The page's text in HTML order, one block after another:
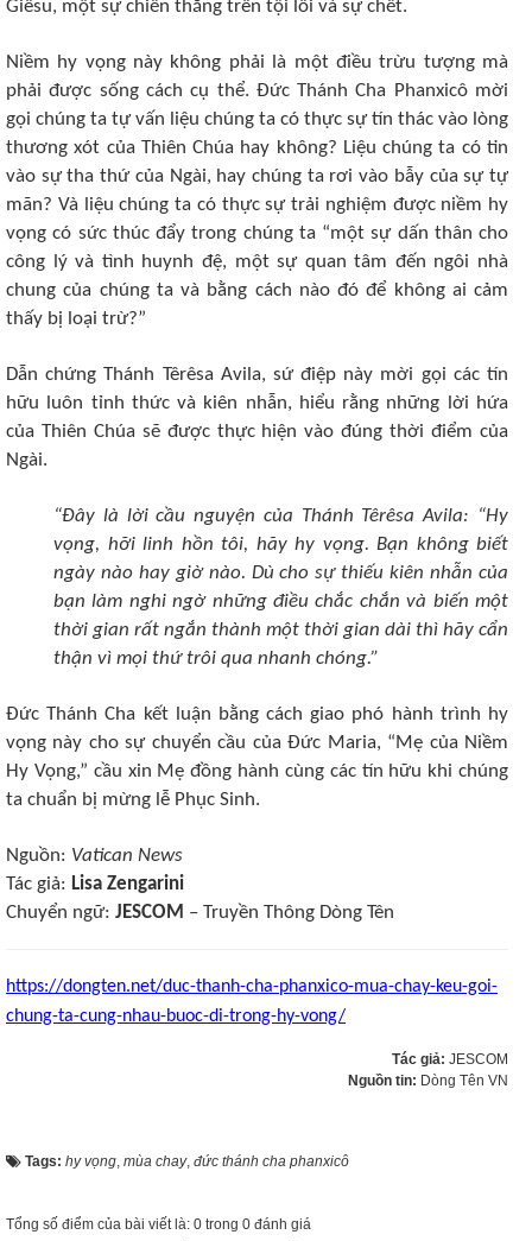
Giêsu, một sự chiến thắng trên tội lỗi và sự chết.
Niềm hy vọng này không phải là một điều trừu tượng mà
phải được sống cách cụ thể. Đức Thánh Cha Phanxicô mời
gọi chúng ta tự vấn liệu chúng ta có thực sự tín thác vào lòng
thương xót của Thiên Chúa hay không? Liệu chúng ta có tin
vào sự tha thứ của Ngài, hay chúng ta rơi vào bẫy của sự tự
mãn? Và liệu chúng ta có thực sự trải nghiệm được niềm hy
vọng có sức thúc đẩy trong chúng ta “một sự dấn thân cho
công lý và tình huynh đệ, một sự quan tâm đến ngôi nhà
chung của chúng ta và bằng cách nào đó để không ai cảm
thấy bị loại trừ?”
Dẫn chứng Thánh Têrêsa Avila, sứ điệp này mời gọi các tín
hữu luôn tỉnh thức và kiên nhẫn, hiểu rằng những lời hứa
của Thiên Chúa sẽ được thực hiện vào đúng thời điểm của
Ngài.
“Đây là lời cầu nguyện của Thánh Têrêsa Avila: “Hy
vọng, hỡi linh hồn tôi, hãy hy vọng. Bạn không biết
ngày nào hay giờ nào. Dù cho sự thiếu kiên nhẫn của
bạn làm nghi ngờ những điều chắc chắn và biến một
thời gian rất ngắn thành một thời gian dài thì hãy cẩn
thận vì mọi thứ trôi qua nhanh chóng.”
Đức Thánh Cha kết luận bằng cách giao phó hành trình hy
vọng này cho sự chuyển cầu của Đức Maria, “Mẹ của Niềm
Hy Vọng,” cầu xin Mẹ đồng hành cùng các tín hữu khi chúng
ta chuẩn bị mừng lễ Phục Sinh.
Nguồn: Vatican News
Tác giả: Lisa Zengarini
Chuyển ngữ: JESCOM – Truyền Thông Dòng Tên
https://dongten.net/duc-thanh-cha-phanxico-mua-chay-keu-goi-
chung-ta-cung-nhau-buoc-di-trong-hy-vong/
Tác giả: JESCOM
Nguồn tin: Dòng Tên VN
Tags: hy vọng mùa chay, đức thánh cha phanxicô
Tổng số điểm của bài viết là: 0 trong 0 đánh giá